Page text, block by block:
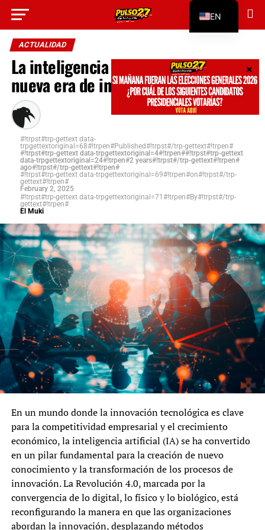
ACTUALIDAD
La inteligencia artificial impulsa una
nueva era de innovación tecnológica
#!trpst#trp-gettext data-
trpgettextoriginal=68#!trpen#Published#!trpst#/trp-gettext#!trpen#
#!trpst#trp-gettext data-trpgettextoriginal=4#!trpen##!trpst#trp-gettext
data-trpgettextoriginal=24#!trpen#2 years#!trpst#/trp-gettext#!trpen#
ago#!trpst#/trp-gettext#!trpen#
#!trpst#trp-gettext data-trpgettextoriginal=69#!trpen#on#!trpst#/trp-
gettext#!trpen#
February 2, 2025
#!trpst#trp-gettext data-trpgettextoriginal=71#!trpen#By#!trpst#/trp-
gettext#!trpen#
El Muki
En un mundo donde la innovación tecnológica es clave
para la competitividad empresarial y el crecimiento
económico, la inteligencia artificial (IA) se ha convertido
en un pilar fundamental para la creación de nuevo
conocimiento y la transformación de los procesos de
innovación. La Revolución 4.0, marcada por la
convergencia de lo digital, lo físico y lo biológico, está
reconfigurando la manera en que las organizaciones
abordan la innovación, desplazando métodos
#!trpst#trp-gettext data-
trpgettextoriginal=312#!trpen#Go to mobile
version#!trpst#/trp-gettext#!trpen#
EN
ES